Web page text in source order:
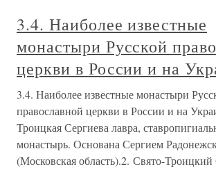
3.4. Наиболее известные
монастыри Русской
церкви в России и на
3.4. Наиболее известные монастыри
православной церкви в России и на
Троицкая Сергиева лавра,
монастырь. Основана Сергием
(Московская область).2. Свято-